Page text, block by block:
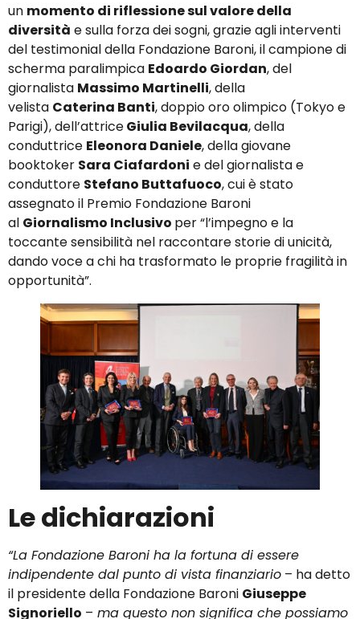
un momento di riflessione sul valore della
diversità e sulla forza dei sogni, grazie agli interventi
del testimonial della Fondazione Baroni, il campione di
scherma paralimpica Edoardo Giordan, del
giornalista Massimo Martinelli, della
velista Caterina Banti, doppio oro olimpico (Tokyo e
Parigi), dell’attriceGiulia Bevilacqua, della
conduttrice Eleonora Daniele, della giovane
booktoker Sara Ciafardoni e del giornalista e
conduttore Stefano Buttafuoco, cui è stato
assegnato il Premio Fondazione Baroni
al Giornalismo Inclusivo per “l’impegno e la
toccante sensibilità nel raccontare storie di unicità,
dando voce a chi ha trasformato le proprie fragilità in
opportunità”.
Le dichiarazioni
“La Fondazione Baroni ha la fortuna di essere
indipendente dal punto di vista finanziario – ha detto
il presidente della Fondazione Baroni Giuseppe
Signoriello – ma questo non significa che possiamo